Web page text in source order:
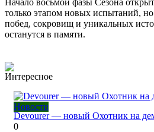
Начало восьмой фазы Сезона
только этапом новых испытаний,
побед, сокровищ и уникальных
останутся в памяти.
Интересное
Новости
Devourer — новый Охотник на
0